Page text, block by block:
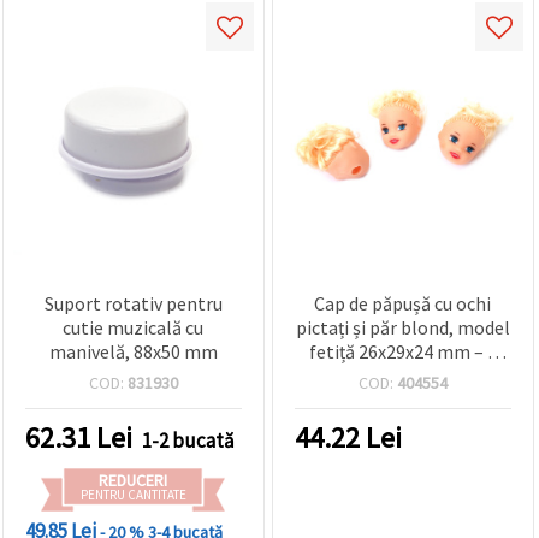
Suport rotativ pentru
cutie muzicală cu
manivelă, 88x50 mm
COD: 831930
62.31 Lei 1-2 bucată
REDUCERI
PENTRU CANTITATE
49.85 Lei- 20 %3-4 bucată
Cap de păpușă cu ochi
pictați și păr blond, model
fetiță 26x29x24 mm – 5
bucăți
COD: 404554
44.22 Lei